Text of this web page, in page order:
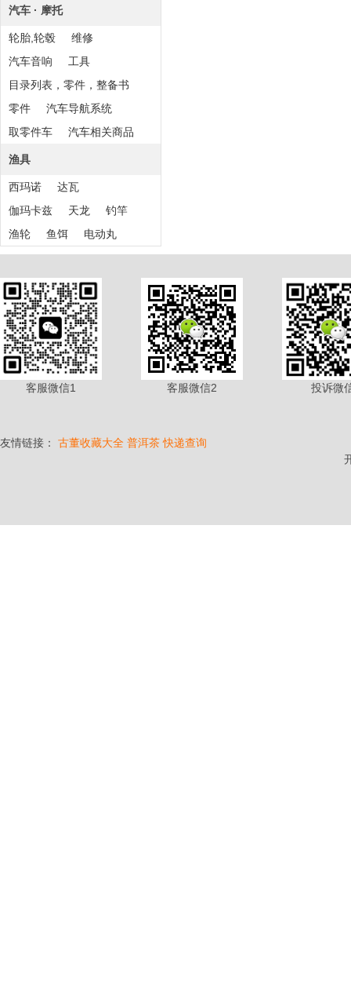
汽车 · 摩托
轮胎,轮毂
维修
汽车音响
工具
目录列表，零件，整备书
零件
汽车导航系统
取零件车
汽车相关商品
渔具
西玛诺
达瓦
伽玛卡兹
天龙
钓竿
渔轮
鱼饵 电动丸
客服微信1 客服微信2 投诉微
友情链接： 古董收藏大全 普洱茶 快递查询